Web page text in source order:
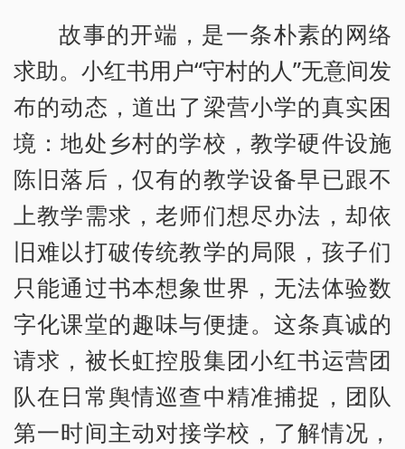
故事的开端，是一条朴素的网络
求助。小红书用户“守村的人”无意间发
布的动态，道出了梁营小学的真实困
境：地处乡村的学校，教学硬件设施
陈旧落后，仅有的教学设备早已跟不
上教学需求，老师们想尽办法，却依
旧难以打破传统教学的局限，孩子们
只能通过书本想象世界，无法体验数
字化课堂的趣味与便捷。这条真诚的
请求，被长虹控股集团小红书运营团
队在日常舆情巡查中精准捕捉，团队
第一时间主动对接学校，了解情况，